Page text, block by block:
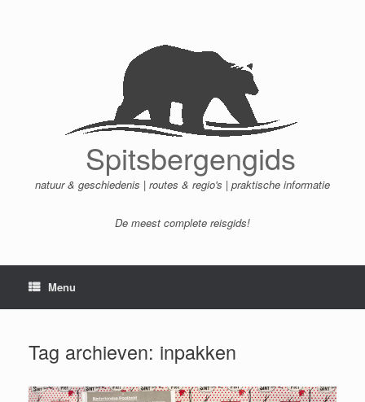
Spitsbergengids
natuur & geschiedenis | routes & regio's | praktische informatie
De meest complete reisgids!
Menu
Tag archieven: inpakken